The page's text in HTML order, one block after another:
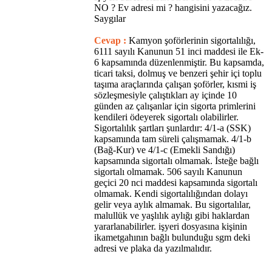
NO ? Ev adresi mi ? hangisini yazacağız.
Saygılar
Cevap : Kamyon şoförlerinin sigortalılığı,
6111 sayılı Kanunun 51 inci maddesi ile Ek-
6 kapsamında düzenlenmiştir. Bu kapsamda,
ticari taksi, dolmuş ve benzeri şehir içi toplu
taşıma araçlarında çalışan şoförler, kısmi iş
sözleşmesiyle çalıştıkları ay içinde 10
günden az çalışanlar için sigorta primlerini
kendileri ödeyerek sigortalı olabilirler.
Sigortalılık şartları şunlardır: 4/1-a (SSK)
kapsamında tam süreli çalışmamak. 4/1-b
(Bağ-Kur) ve 4/1-c (Emekli Sandığı)
kapsamında sigortalı olmamak. İsteğe bağlı
sigortalı olmamak. 506 sayılı Kanunun
geçici 20 nci maddesi kapsamında sigortalı
olmamak. Kendi sigortalılığından dolayı
gelir veya aylık almamak. Bu sigortalılar,
malullük ve yaşlılık aylığı gibi haklardan
yararlanabilirler. işyeri dosyasına kişinin
ikametgahının bağlı bulunduğu sgm deki
adresi ve plaka da yazılmalıdır.